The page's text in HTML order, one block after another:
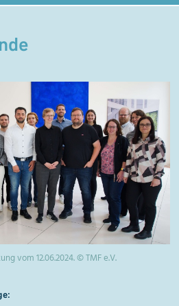
vom 12.06.2024. © TMF e.V.